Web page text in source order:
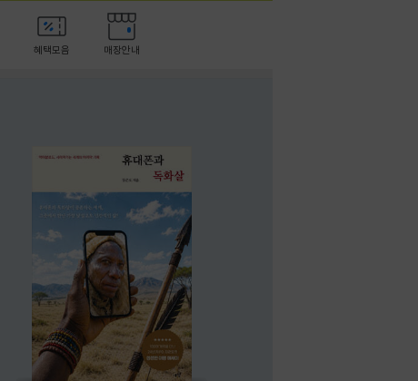
혜택모음 매장안내